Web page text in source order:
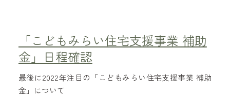
「こどもみらい住宅支援事業 補助
金」日程確認
最後に2022年注目の「こどもみらい住宅支援事業 補助
金」について